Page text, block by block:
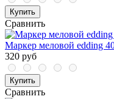
Купить
Сравнить
Маркер меловой edding
320 руб
Купить
Сравнить